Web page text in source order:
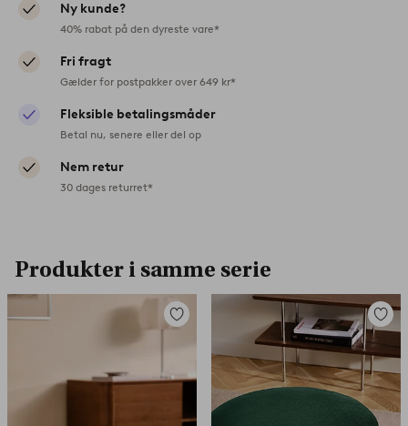
Ny kunde?
40% rabat på den dyreste vare*
Fri fragt
Gælder for postpakker over 649 kr*
Fleksible betalingsmåder
Betal nu, senere eller del op
Nem retur
30 dages returret*
Produkter i samme serie
Tilføj
til
favoritter
Tilføj
til